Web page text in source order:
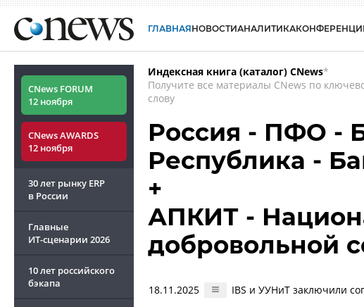
ГЛАВНАЯНОВОСТИАНАЛИТИКА
CNews FORUM
12 ноября
CNews AWARDS
12 ноября
30 лет рынку ERP
в России
Главные
ИТ-сценарии 2026
10 лет российского
бэкапа
Индексная книга (каталог) CNews*
Получите все материалы CNews по
слову
Россия - ПФО -
Республика -
+
АПКИТ -
добровольной
18.11.2025 IBS и УУНиТ заключили